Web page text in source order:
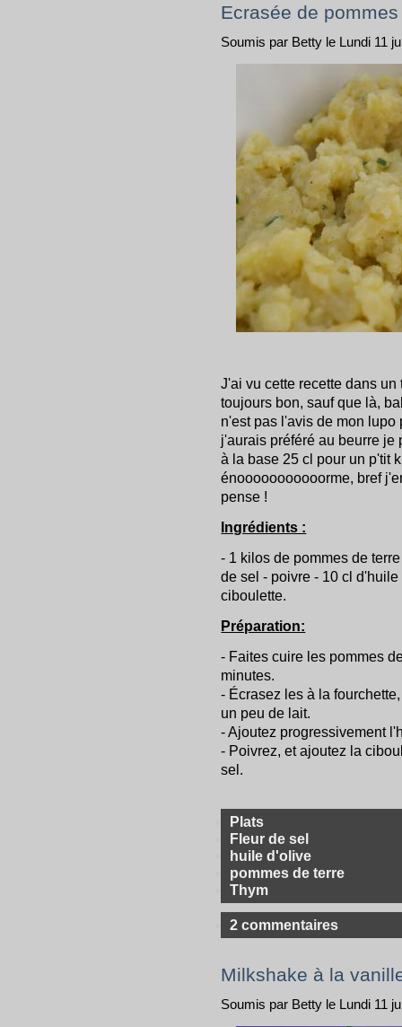
Ecrasée de
Soumis par Betty le Lundi 11
J'ai vu cette recette dans
toujours bon, sauf que là,
n'est pas l'avis de mon lupo
j'aurais préféré au beurre
à la base 25 cl pour un p'tit
énooooooooooorme, bref
pense !
Ingrédients :
- 1 kilos de pommes de
de sel - poivre - 10 cl
ciboulette.
Préparation:
- Faites cuire les pommes
minutes.
- Écrasez les à la
un peu de lait.
- Ajoutez progressivement
- Poivrez, et ajoutez la
sel.
Plats
Fleur de sel
huile d'olive
pommes de terre
Thym
2 commentaires
Milkshake à la
Soumis par Betty le Lundi 11